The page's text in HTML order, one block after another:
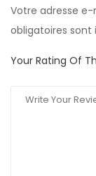
Votre adresse e-
obligatoires sont
Your Rating Of